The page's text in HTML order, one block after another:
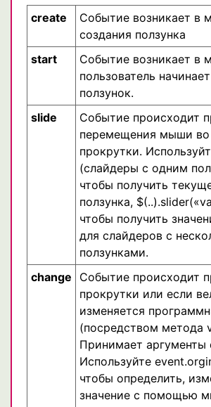
create
Событие возникает в
создания ползунка
start
Событие возникает в
пользователь
ползунок.
slide
Событие происходит
перемещения мыши во
прокрутки.
(слайдеры с одним
чтобы получить
ползунка,
чтобы получить
для слайдеров с
ползунками.
change
Событие происходит
прокрутки или если
изменяется
(посредством метода
Принимает аргументы
Используйте
чтобы определить,
значение с помощью